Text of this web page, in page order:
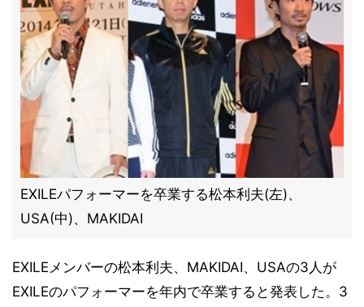
EXILEパフォーマーを卒業する松本利夫(左)、
USA(中)、MAKIDAI
EXILEメンバーの松本利夫、MAKIDAI、USAの3人が
EXILEのパフォーマーを年内で卒業すると発表した。3